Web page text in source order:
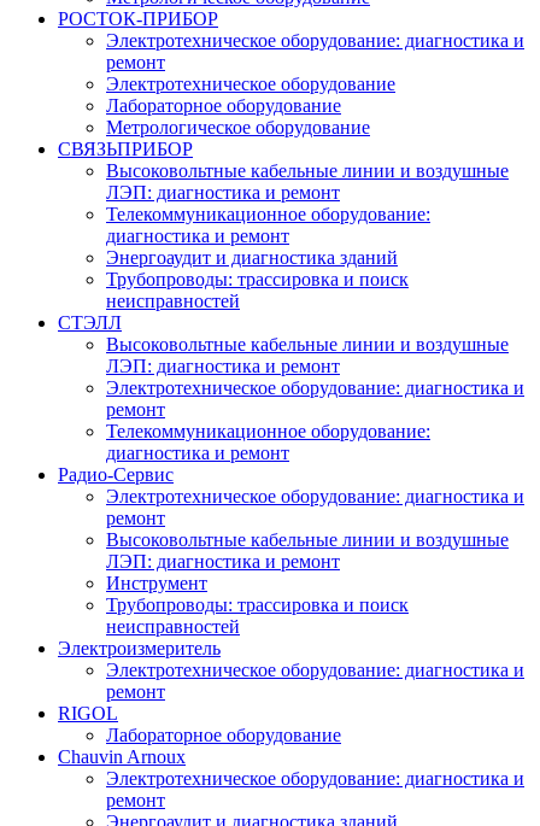
РОСТОК-ПРИБОР
Электротехническое оборудование: диагностика и
ремонт
Электротехническое оборудование
Лабораторное оборудование
Метрологическое оборудование
СВЯЗЬПРИБОР
Высоковольтные кабельные линии и воздушные
ЛЭП: диагностика и ремонт
Телекоммуникационное оборудование:
диагностика и ремонт
Энергоаудит и диагностика зданий
Трубопроводы: трассировка и поиск
неисправностей
СТЭЛЛ
Высоковольтные кабельные линии и воздушные
ЛЭП: диагностика и ремонт
Электротехническое оборудование: диагностика и
ремонт
Телекоммуникационное оборудование:
диагностика и ремонт
Радио-Cервис
Электротехническое оборудование: диагностика и
ремонт
Высоковольтные кабельные линии и воздушные
ЛЭП: диагностика и ремонт
Инструмент
Трубопроводы: трассировка и поиск
неисправностей
Электроизмеритель
Электротехническое оборудование: диагностика и
ремонт
RIGOL
Лабораторное оборудование
Chauvin Arnoux
Электротехническое оборудование: диагностика и
ремонт
Энергоаудит и диагностика зданий